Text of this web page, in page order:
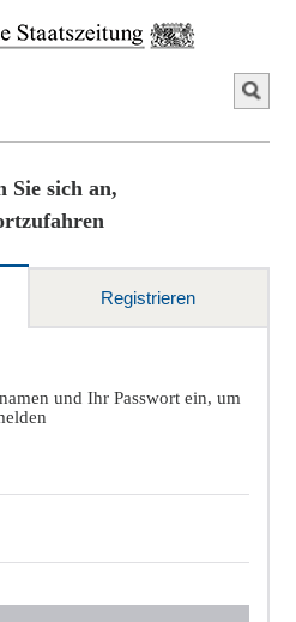
Sie sich an,
Registrieren
und Ihr Passwort ein, um